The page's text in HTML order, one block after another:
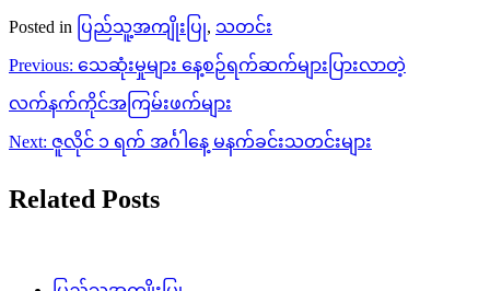
Posted in ပြည်သူ့အကျိုးပြု, သတင်း
Post
navigation
Previous: သေဆုံးမှုများ နေ့စဉ်ရက်ဆက်များပြားလာတဲ့
လက်နက်ကိုင်အကြမ်းဖက်များ
Next: ဇူလိုင် ၁ ရက် အင်္ဂါနေ့ မနက်ခင်းသတင်းများ
Related Posts